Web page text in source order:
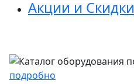
Акции и Скидки
подробно